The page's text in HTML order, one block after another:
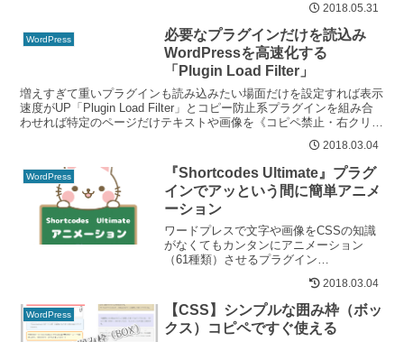
レビューしながら色を変更する方法をご
紹介しています。カスタマイズの後は
「AddQuicktag」プラグインに登録して
使ってみる方法までわかりやすく解説。
2018.05.31
WordPress
必要なプラグインだけを読込み
WordPressを高速化する
「Plugin Load Filter」
増えすぎて重いプラグインも読み込みたい場面だけを設定すれば表示
速度がUP「Plugin Load Filter」とコピー防止系プラグインを組み合
わせれば特定のページだけテキストや画像を《コピペ禁止・右クリッ
2018.03.04
WordPress
『Shortcodes Ultimate』プラグ
インでアッという間に簡単アニメ
ーション
ワードプレスで文字や画像をCSSの知識
がなくてもカンタンにアニメーション
（61種類）させるプラグイン
『Shortcodes Ultimate』テキストや写真
に動きを付けて目立たせたい時に便利で
す♪
2018.03.04
WordPress
【CSS】シンプルな囲み枠（ボッ
クス）コピペですぐ使える